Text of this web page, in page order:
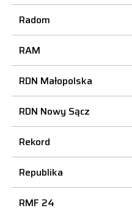
Radom
RAM
RDN Małopolska
RDN Nowy Sącz
Rekord
Republika
RMF 24